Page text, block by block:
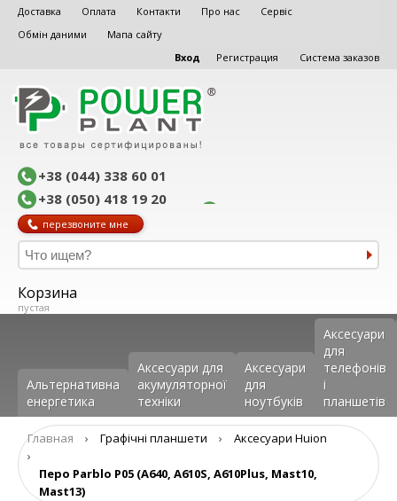
Доставка Оплата Контакти Про нас
Сервіс
Обмін даними
Мапа сайту
Вход
Регистрация Система заказов
+38 (044) 338 60 01
+38 (050) 418 19 20
перезвоните мне
Корзина
пустая
Альтернативна
енергетика
Аксесуари для
акумуляторної
техніки
Аксесуари
для
ноутбуків
Аксеcуари
для
телефонів
і
планшетів
Главная › Графічні планшети ›
Аксесуари Huion
›
Перо Parblo P05 (A640, A610S, A610Plus, Mast10,
Mast13)